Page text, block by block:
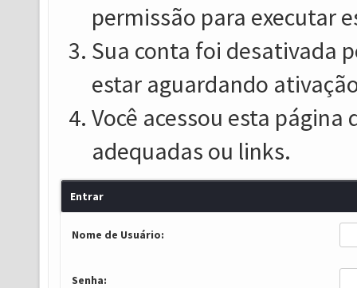
permissão para executar
Sua conta foi desativada
estar aguardando
Você acessou esta
adequadas ou links.
Entrar
Nome de Usuário:
Senha: